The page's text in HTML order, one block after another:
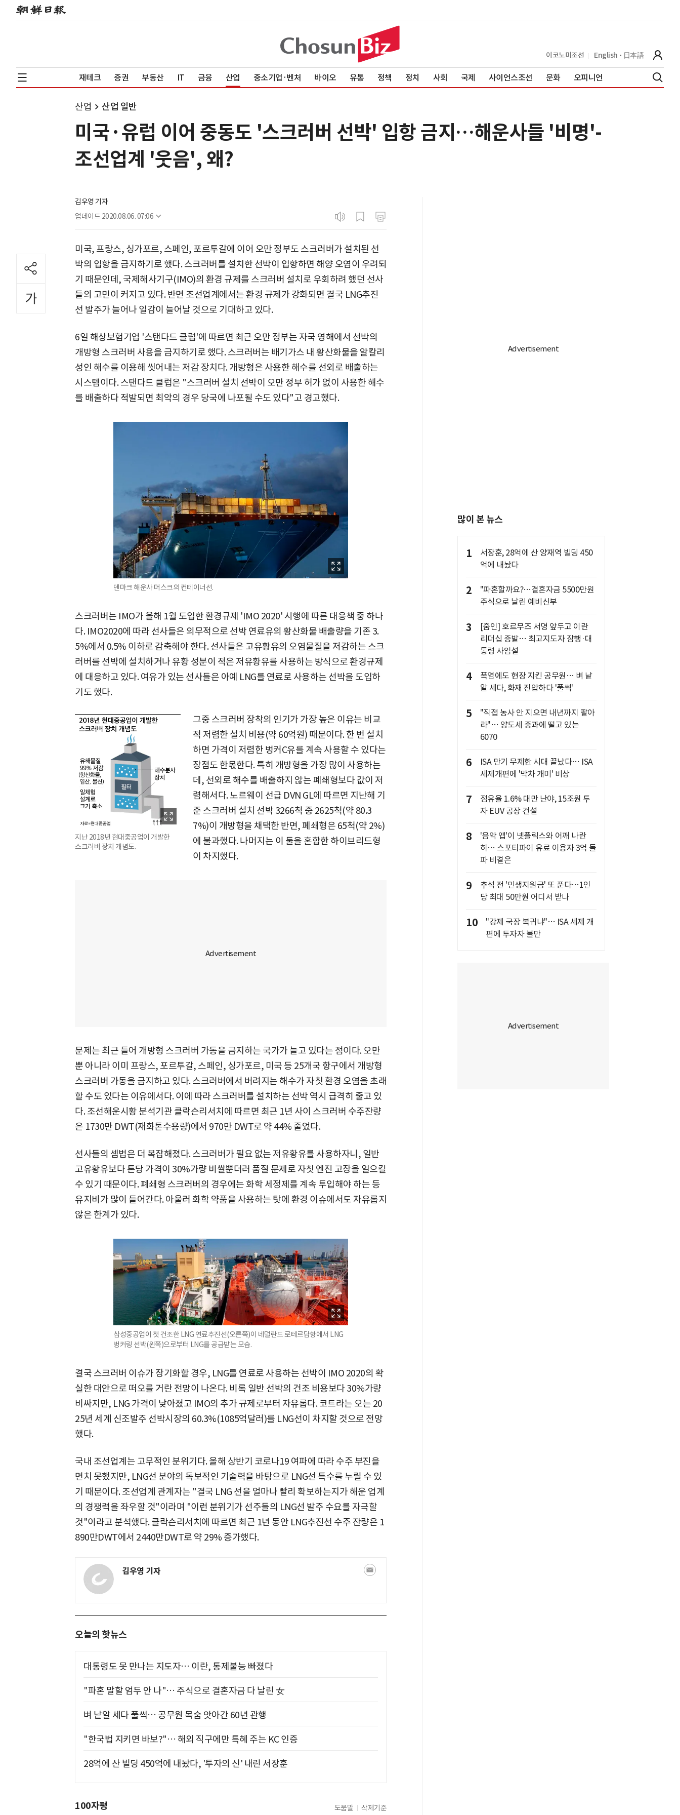
이코노미조선 English 日本語
재테크 증권 부동산 IT 금융 산업 중소기업·벤처 바이오 유통 정책 정치 사회 국제 사이언스조선 문화 오피니언
산업 산업 일반
미국·유럽 이어 중동도 '스크러버 선박' 입항 금지…해운사들 '비명'-
조선업계 '웃음', 왜?
김우영 기자
업데이트 2020.08.06. 07:06
미국, 프랑스, 싱가포르, 스페인, 포르투갈에 이어 오만 정부도 스크러버가 설치된 선
박의 입항을 금지하기로 했다. 스크러버를 설치한 선박이 입항하면 해양 오염이 우려되
기 때문인데, 국제해사기구(IMO)의 환경 규제를 스크러버 설치로 우회하려 했던 선사
들의 고민이 커지고 있다. 반면 조선업계에서는 환경 규제가 강화되면 결국 LNG추진
선 발주가 늘어나 일감이 늘어날 것으로 기대하고 있다.
6일 해상보험기업 '스탠다드 클럽'에 따르면 최근 오만 정부는 자국 영해에서 선박의
개방형 스크러버 사용을 금지하기로 했다. 스크러버는 배기가스 내 황산화물을 알칼리
성인 해수를 이용해 씻어내는 저감 장치다. 개방형은 사용한 해수를 선외로 배출하는
시스템이다. 스탠다드 클럽은 "스크러버 설치 선박이 오만 정부 허가 없이 사용한 해수
를 배출하다 적발되면 최악의 경우 당국에 나포될 수도 있다"고 경고했다.
덴마크 해운사 머스크의 컨테이너선.
스크러버는 IMO가 올해 1월 도입한 환경규제 'IMO 2020' 시행에 따른 대응책 중 하나
다. IMO2020에 따라 선사들은 의무적으로 선박 연료유의 황산화물 배출량을 기존 3.
5%에서 0.5% 이하로 감축해야 한다. 선사들은 고유황유의 오염물질을 저감하는 스크
러버를 선박에 설치하거나 유황 성분이 적은 저유황유를 사용하는 방식으로 환경규제
에 대응하고 있다. 여유가 있는 선사들은 아예 LNG를 연료로 사용하는 선박을 도입하
기도 했다.
지난 2018년 현대중공업이 개발한
스크러버 장치 개념도.
그중 스크러버 장착의 인기가 가장 높은 이유는 비교
적 저렴한 설치 비용(약 60억원) 때문이다. 한 번 설치
하면 가격이 저렴한 벙커C유를 계속 사용할 수 있다는
장점도 한몫한다. 특히 개방형을 가장 많이 사용하는
데, 선외로 해수를 배출하지 않는 폐쇄형보다 값이 저
렴해서다. 노르웨이 선급 DVN GL에 따르면 지난해 기
준 스크러버 설치 선박 3266척 중 2625척(약 80.3
7%)이 개방형을 채택한 반면, 폐쇄형은 65척(약 2%)
에 불과했다. 나머지는 이 둘을 혼합한 하이브리드형
이 차지했다.
문제는 최근 들어 개방형 스크러버 가동을 금지하는 국가가 늘고 있다는 점이다. 오만
뿐 아니라 이미 프랑스, 포르투갈, 스페인, 싱가포르, 미국 등 25개국 항구에서 개방형
스크러버 가동을 금지하고 있다. 스크러버에서 버려지는 해수가 자칫 환경 오염을 초래
할 수도 있다는 이유에서다. 이에 따라 스크러버를 설치하는 선박 역시 급격히 줄고 있
다. 조선해운시황 분석기관 클락슨리서치에 따르면 최근 1년 사이 스크러버 수주잔량
은 1730만 DWT(재화톤수용량)에서 970만 DWT로 약 44% 줄었다.
선사들의 셈법은 더 복잡해졌다. 스크러버가 필요 없는 저유황유를 사용하자니, 일반
고유황유보다 톤당 가격이 30%가량 비쌀뿐더러 품질 문제로 자칫 엔진 고장을 일으킬
수 있기 때문이다. 폐쇄형 스크러버의 경우에는 화학 세정제를 계속 투입해야 하는 등
유지비가 많이 들어간다. 아울러 화학 약품을 사용하는 탓에 환경 이슈에서도 자유롭지
않은 한계가 있다.
삼성중공업이 첫 건조한 LNG 연료추진선(오른쪽)이 네덜란드 로테르담항에서 LNG
벙커링 선박(왼쪽)으로부터 LNG를 공급받는 모습.
결국 스크러버 이슈가 장기화할 경우, LNG를 연료로 사용하는 선박이 IMO 2020의 확
실한 대안으로 떠오를 거란 전망이 나온다. 비록 일반 선박의 건조 비용보다 30%가량
비싸지만, LNG 가격이 낮아졌고 IMO의 추가 규제로부터 자유롭다. 코트라는 오는 20
25년 세계 신조발주 선박시장의 60.3%(1085억달러)를 LNG선이 차지할 것으로 전망
했다.
국내 조선업계는 고무적인 분위기다. 올해 상반기 코로나19 여파에 따라 수주 부진을
면치 못했지만, LNG선 분야의 독보적인 기술력을 바탕으로 LNG선 특수를 누릴 수 있
기 때문이다. 조선업계 관계자는 "결국 LNG 선을 얼마나 빨리 확보하는지가 해운 업계
의 경쟁력을 좌우할 것"이라며 "이런 분위기가 선주들의 LNG선 발주 수요를 자극할
것"이라고 분석했다. 클락슨리서치에 따르면 최근 1년 동안 LNG추진선 수주 잔량은 1
890만DWT에서 2440만DWT로 약 29% 증가했다.
김우영 기자
오늘의 핫뉴스
대통령도 못 만나는 지도자… 이란, 통제불능 빠졌다
"파혼 말할 엄두 안 나"… 주식으로 결혼자금 다 날린 女
벼 낱알 세다 풀썩… 공무원 목숨 앗아간 60년 관행
"한국법 지키면 바보?"… 해외 직구에만 특혜 주는 KC 인증
28억에 산 빌딩 450억에 내놨다, '투자의 신' 내린 서장훈
100자평 도움말 삭제기준
많이 본 뉴스
1
서장훈, 28억에 산 양재역 빌딩 450
억에 내놨다
2
"파혼할까요?…결혼자금 5500만원
주식으로 날린 예비신부
3
[줌인] 호르무즈 서명 앞두고 이란
리더십 증발… 최고지도자 잠행·대
통령 사임설
4
폭염에도 현장 지킨 공무원… 벼 낱
알 세다, 화재 진압하다 '풀썩'
5
"직접 농사 안 지으면 내년까지 팔아
라"… 양도세 중과에 떨고 있는
6070
6
ISA 만기 무제한 시대 끝났다… ISA
세제개편에 '막차 개미' 비상
7
점유율 1.6% 대만 난야, 15조원 투
자 EUV 공장 건설
8
'음악 앱'이 넷플릭스와 어깨 나란
히… 스포티파이 유료 이용자 3억 돌
파 비결은
9
추석 전 '민생지원금' 또 푼다…1인
당 최대 50만원 어디서 받나
10
"강제 국장 복귀냐"… ISA 세제 개
편에 투자자 불만